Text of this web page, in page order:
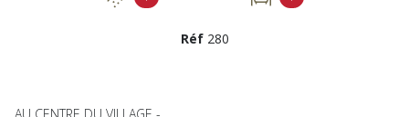
Réf 280